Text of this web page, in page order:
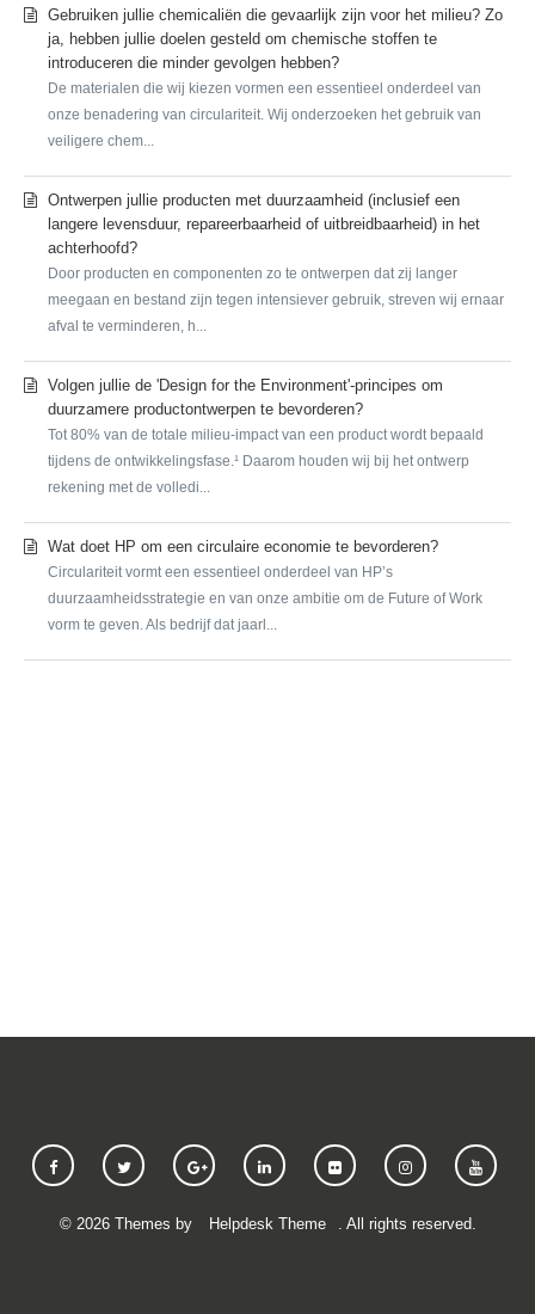
Gebruiken jullie chemicaliën die gevaarlijk zijn voor het milieu? Zo
ja, hebben jullie doelen gesteld om chemische stoffen te
introduceren die minder gevolgen hebben?
De materialen die wij kiezen vormen een essentieel onderdeel van
onze benadering van circulariteit. Wij onderzoeken het gebruik van
veiligere chem...
Ontwerpen jullie producten met duurzaamheid (inclusief een
langere levensduur, repareerbaarheid of uitbreidbaarheid) in het
achterhoofd?
Door producten en componenten zo te ontwerpen dat zij langer
meegaan en bestand zijn tegen intensiever gebruik, streven wij ernaar
afval te verminderen, h...
Volgen jullie de 'Design for the Environment'-principes om
duurzamere productontwerpen te bevorderen?
Tot 80% van de totale milieu-impact van een product wordt bepaald
tijdens de ontwikkelingsfase.¹ Daarom houden wij bij het ontwerp
rekening met de volledi...
Wat doet HP om een circulaire economie te bevorderen?
Circulariteit vormt een essentieel onderdeel van HP’s
duurzaamheidsstrategie en van onze ambitie om de Future of Work
vorm te geven. Als bedrijf dat jaarl...
© 2026Themes by Helpdesk Theme . All rights reserved.